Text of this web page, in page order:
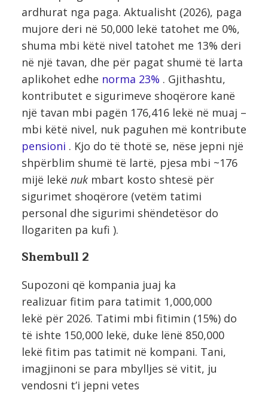
ardhurat nga paga. Aktualisht (2026), paga
mujore deri në 50,000 lekë tatohet me 0%,
shuma mbi këtë nivel tatohet me 13% deri
në një tavan, dhe për pagat shumë të larta
aplikohet edhe norma 23% . Gjithashtu,
kontributet e sigurimeve shoqërore kanë
një tavan mbi pagën 176,416 lekë në muaj –
mbi këtë nivel, nuk paguhen më kontribute
pensioni . Kjo do të thotë se, nëse jepni një
shpërblim shumë të lartë, pjesa mbi ~176
mijë lekë nuk mbart kosto shtesë për
sigurimet shoqërore (vetëm tatimi
personal dhe sigurimi shëndetësor do
llogariten pa kufi ).
Shembull 2
Supozoni që kompania juaj ka
realizuar fitim para tatimit 1,000,000
lekë për 2026. Tatimi mbi fitimin (15%) do
të ishte 150,000 lekë, duke lënë 850,000
lekë fitim pas tatimit në kompani. Tani,
imagjinoni se para mbylljes së vitit, ju
vendosni t’i jepni vetes